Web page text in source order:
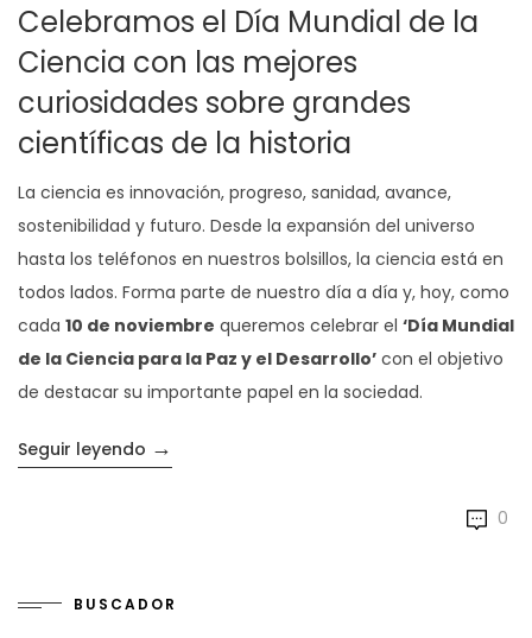
Celebramos el Día Mundial de la
Ciencia con las mejores
curiosidades sobre grandes
científicas de la historia
La ciencia es innovación, progreso, sanidad, avance,
sostenibilidad y futuro. Desde la expansión del universo
hasta los teléfonos en nuestros bolsillos, la ciencia está en
todos lados. Forma parte de nuestro día a día y, hoy, como
cada 10 de noviembre queremos celebrar el ‘Día Mundial
de la Ciencia para la Paz y el Desarrollo’ con el objetivo
de destacar su importante papel en la sociedad.
Seguir leyendo «Celebramos el Día Mundial de la
→
0
BUSCADOR